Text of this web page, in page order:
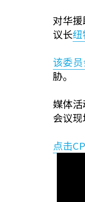
对华
议长
该委
胁。
媒体
会议
点击